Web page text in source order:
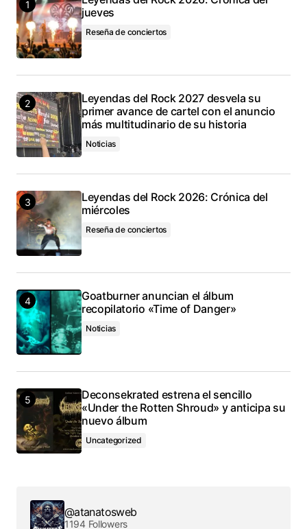
jueves
Reseña de conciertos
Leyendas del Rock 2027 desvela su
primer avance de cartel con el anuncio
más multitudinario de su historia
Noticias
Leyendas del Rock 2026: Crónica del
miércoles
Reseña de conciertos
Goatburner anuncian el álbum
recopilatorio «Time of Danger»
Noticias
Deconsekrated estrena el sencillo
«Under the Rotten Shroud» y anticipa su
nuevo álbum
Uncategorized
@atanatosweb
1194 Followers